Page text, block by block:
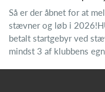
Så er der åbnet for at
stævner og løb i
betalt startgebyr ved
mindst 3 af klubbens